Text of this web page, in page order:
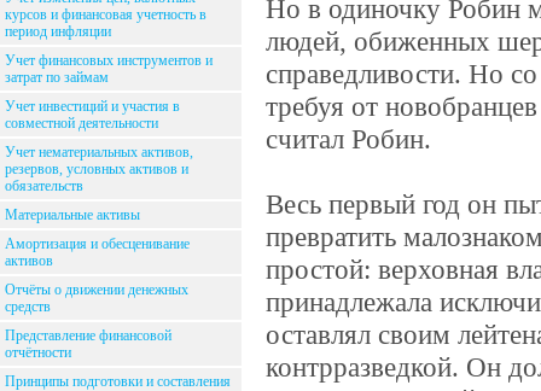
курсов и финансовая учетность в
период инфляции
Учет финансовых инструментов и
затрат по займам
Учет инвестиций и участия в
совместной деятельности
Учет нематериальных активов,
резервов, условных активов и
обязательств
Материальные активы
Амортизация и обесценивание
активов
Отчёты о движении денежных
средств
Представление финансовой
отчётности
Принципы подготовки и составления
Но в одиночку Робин
людей, обиженных
справедливости. Но
требуя от
считал Робин.
Весь первый год он
превратить
простой: верховная
принадлежала
оставлял своим
контрразведкой. Он